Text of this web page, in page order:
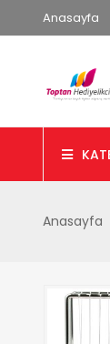
Anasayfa
Anasayfa